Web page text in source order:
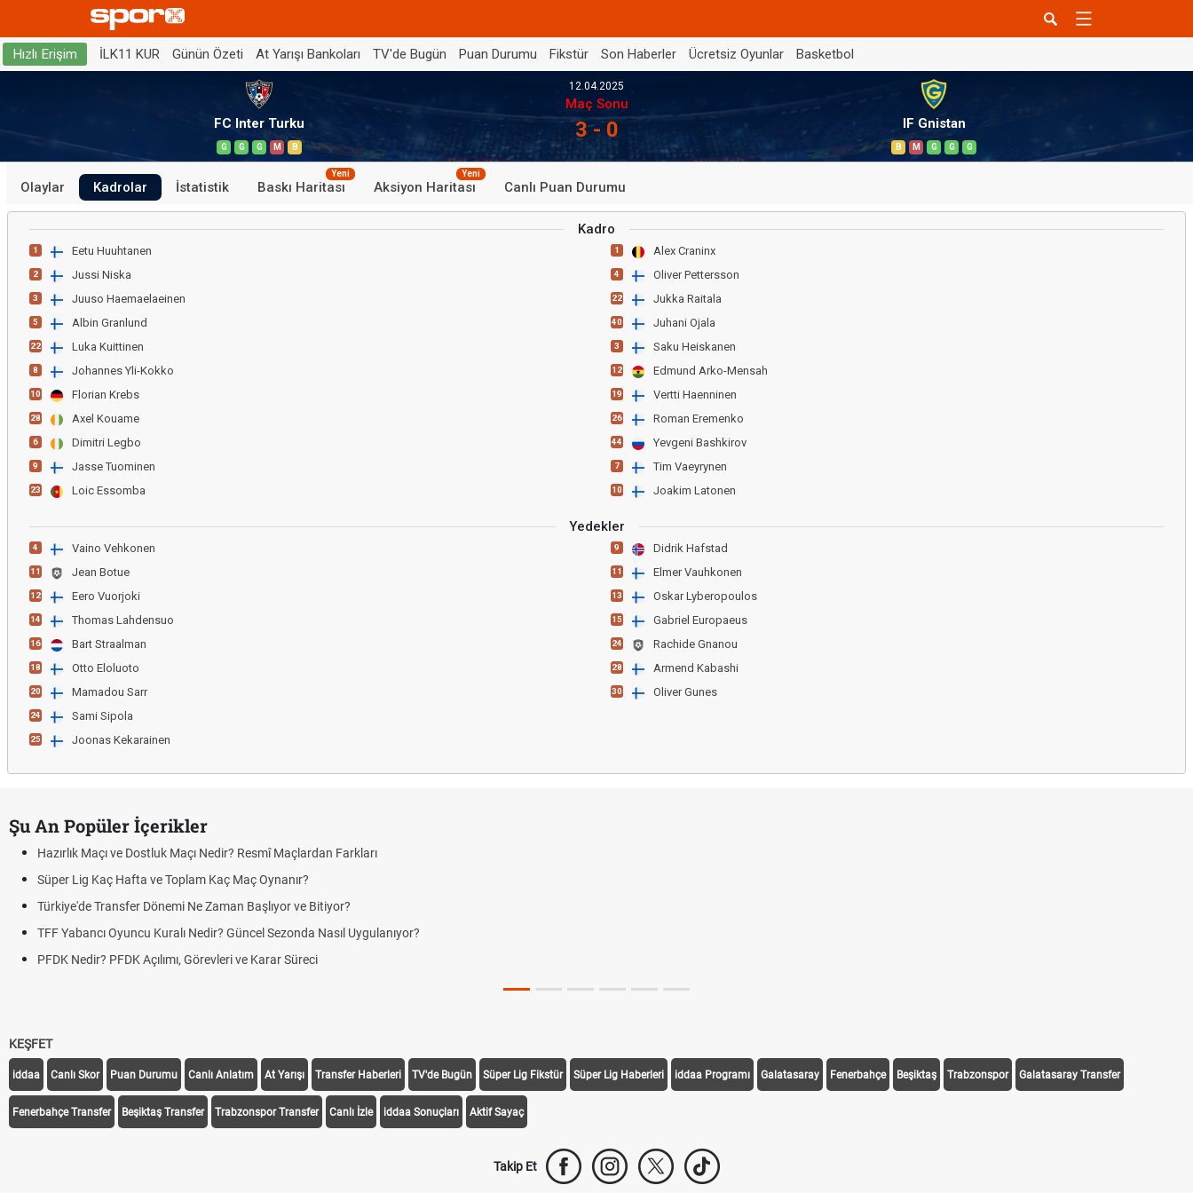
Hızlı Erişim İLK11 KUR Günün Özeti At Yarışı Bankoları TV'de Bugün Puan Durumu Fikstür Son Haberler Ücretsiz Oyunlar Basketbol
FC Inter Turku
G G G M B
12.04.2025
Maç Sonu
3 - 0 IF Gnistan
B M G G G
Olaylar Kadrolar İstatistik Baskı Haritası
Yeni
Aksiyon Haritası
Yeni
Canlı Puan Durumu
Kadro
1 Eetu Huuhtanen
2 Jussi Niska
3 Juuso Haemaelaeinen
5 Albin Granlund
22 Luka Kuittinen
8 Johannes Yli-Kokko
10 Florian Krebs
28 Axel Kouame
6 Dimitri Legbo
9 Jasse Tuominen
23 Loic Essomba
1 Alex Craninx
4 Oliver Pettersson
22 Jukka Raitala
40 Juhani Ojala
3 Saku Heiskanen
12 Edmund Arko-Mensah
19 Vertti Haenninen
26 Roman Eremenko
44 Yevgeni Bashkirov
7 Tim Vaeyrynen
10 Joakim Latonen
Yedekler
4 Vaino Vehkonen
11 Jean Botue
12 Eero Vuorjoki
14 Thomas Lahdensuo
16 Bart Straalman
18 Otto Eloluoto
20 Mamadou Sarr
24 Sami Sipola
25 Joonas Kekarainen
9 Didrik Hafstad
11 Elmer Vauhkonen
13 Oskar Lyberopoulos
15 Gabriel Europaeus
24 Rachide Gnanou
28 Armend Kabashi
30 Oliver Gunes
Şu An Popüler İçerikler
Hazırlık Maçı ve Dostluk Maçı Nedir? Resmî Maçlardan Farkları
Süper Lig Kaç Hafta ve Toplam Kaç Maç Oynanır?
Türkiye'de Transfer Dönemi Ne Zaman Başlıyor ve Bitiyor?
TFF Yabancı Oyuncu Kuralı Nedir? Güncel Sezonda Nasıl Uygulanıyor?
PFDK Nedir? PFDK Açılımı, Görevleri ve Karar Süreci
KEŞFET
iddaa Canlı Skor Puan Durumu Canlı Anlatım At Yarışı Transfer Haberleri TV'de Bugün Süper Lig Fikstür Süper Lig Haberleri iddaa Programı Galatasaray Fenerbahçe Beşiktaş Trabzonspor Galatasaray Transfer
Fenerbahçe Transfer Beşiktaş Transfer Trabzonspor Transfer Canlı İzle iddaa Sonuçları Aktif Sayaç
Takip Et